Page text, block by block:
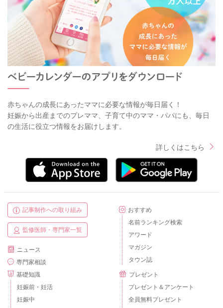
赤ちゃんの成長にあったママに必要な情報が毎日届く！
妊娠から出産までのプレママ、子育て中のママ・パパにも、毎日
の生活に役立つ情報をお届けします。
詳しくはこちら
記事制作への取り組み
監修医師・専門家一覧
ニュース
専門家相談
基礎知識
妊娠前・妊活
妊娠中
おすすめ
名前ランキング検索
アワード
マガジン
タウン誌
プレゼント
プレゼント＆アンケート
全員無料プレゼント